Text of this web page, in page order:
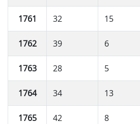
1761 32 15
1762 39 6
1763 28 5
1764 34 13
1765 42 8